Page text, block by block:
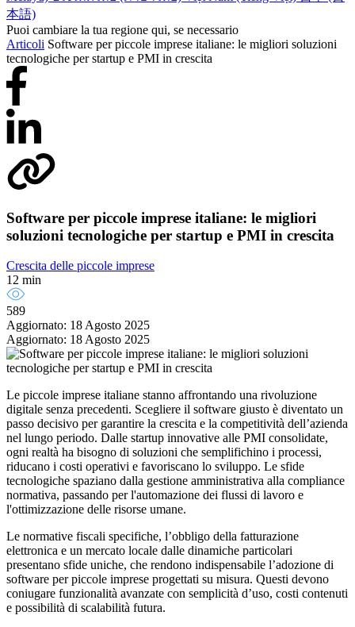
本語)
Puoi cambiare la tua regione qui, se necessario
Articoli Software per piccole imprese italiane: le migliori soluzioni
tecnologiche per startup e PMI in crescita
Software per piccole imprese italiane: le migliori
soluzioni tecnologiche per startup e PMI in crescita
Crescita delle piccole imprese
12 min
589
Aggiornato: 18 Agosto 2025
Aggiornato: 18 Agosto 2025
Le piccole imprese italiane stanno affrontando una rivoluzione
digitale senza precedenti. Scegliere il software giusto è diventato un
passo decisivo per garantire la crescita e la competitività dell’azienda
nel lungo periodo. Dalle startup innovative alle PMI consolidate,
ogni realtà ha bisogno di soluzioni che semplifichino i processi,
riducano i costi operativi e favoriscano lo sviluppo. Le sfide
tecnologiche spaziano dalla gestione amministrativa alla compliance
normativa, passando per l'automazione dei flussi di lavoro e
l'ottimizzazione delle risorse umane.
Le normative fiscali specifiche, l’obbligo della fatturazione
elettronica e un mercato locale dalle dinamiche particolari
presentano sfide uniche, che rendono indispensabile l’adozione di
software per piccole imprese progettati su misura. Questi devono
coniugare funzionalità avanzate con semplicità d’uso, costi contenuti
e possibilità di scalabilità futura.